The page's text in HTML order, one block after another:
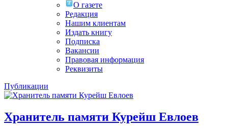
О газете
Редакция
Нашим клиентам
Издать книгу
Подписка
Вакансии
Правовая информация
Реквизиты
Публикации
Хранитель памяти Курейш Евлоев